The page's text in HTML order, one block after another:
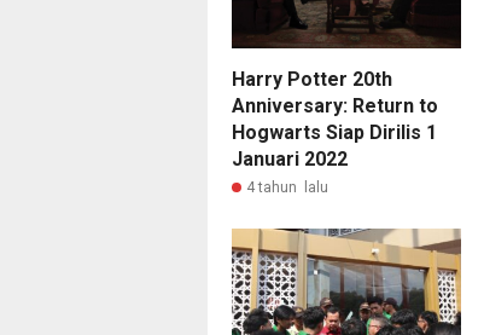
Harry Potter 20th
Anniversary: Return to
Hogwarts Siap Dirilis 1
Januari 2022
4 tahun lalu